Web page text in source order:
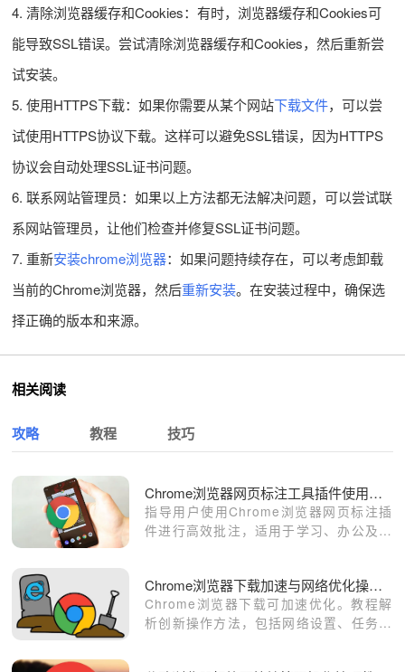
4. 清除浏览器缓存和Cookies：有时，浏览器缓存和Cookies可
能导致SSL错误。尝试清除浏览器缓存和Cookies，然后重新尝
试安装。
5. 使用HTTPS下载：如果你需要从某个网站下载文件，可以尝
试使用HTTPS协议下载。这样可以避免SSL错误，因为HTTPS
协议会自动处理SSL证书问题。
6. 联系网站管理员：如果以上方法都无法解决问题，可以尝试联
系网站管理员，让他们检查并修复SSL证书问题。
7. 重新安装chrome浏览器：如果问题持续存在，可以考虑卸载
当前的Chrome浏览器，然后重新安装。在安装过程中，确保选
择正确的版本和来源。
相关阅读
攻略 教程 技巧
Chrome浏览器网页标注工具插件使用教程
指导用户使用Chrome浏览器网页标注插
件进行高效批注，适用于学习、办公及内
Chrome浏览器下载加速与网络优化操作创新方法解析
Chrome浏览器下载可加速优化。教程解
析创新操作方法，包括网络设置、任务管